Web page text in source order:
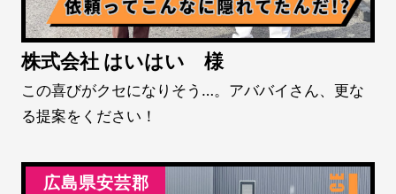
株式会社 はいはい 様
この喜びがクセになりそう…。アババイさん、更な
る提案をください！
広島県安芸郡